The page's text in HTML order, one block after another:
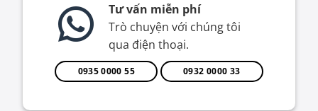
Tư vấn miễn phí
Trò chuyện với chúng tôi
qua điện thoại.
0935 0000 55 0932 0000 33